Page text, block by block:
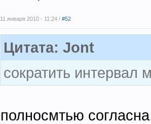
11 января 2010 - 11:24 / #52
Цитата: Jont
сократить интервал
полносмтью